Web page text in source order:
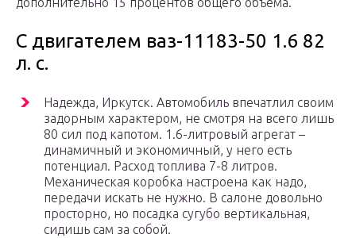
С двигателем ваз-11183-50 1.6 82
л. с.
Надежда, Иркутск. Автомобиль впечатлил своим
задорным характером, не смотря на всего лишь
80 сил под капотом. 1.6-литровый агрегат –
динамичный и экономичный, у него есть
потенциал. Расход топлива 7-8 литров.
Механическая коробка настроена как надо,
передачи искать не нужно. В салоне довольно
просторно, но посадка сугубо вертикальная,
сидишь сам за собой.